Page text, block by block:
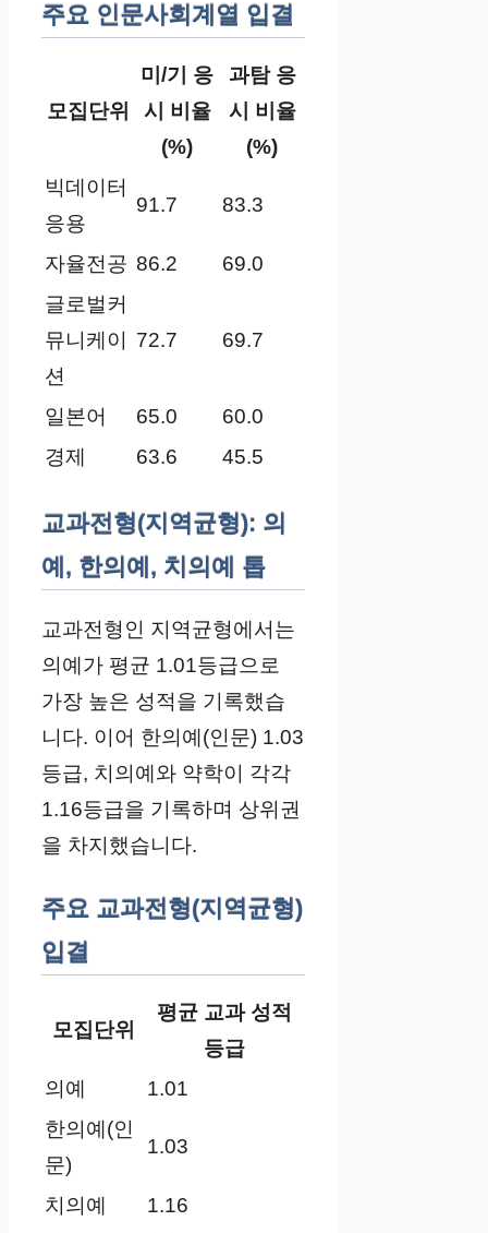
주요 인문사회계열 입결
모집단위
미/기 응
시 비율
(%)
과탐 응
시 비율
(%)
빅데이터
응용
91.7 83.3
자율전공 86.2
69.0
글로벌커
뮤니케이
션
72.7 69.7
일본어 65.0
60.0
경제
63.6 45.5
교과전형(지역균형): 의
예, 한의예, 치의예 톱
교과전형인 지역균형에서는
의예가 평균 1.01등급으로
가장 높은 성적을 기록했습
니다. 이어 한의예(인문) 1.03
등급, 치의예와 약학이 각각
1.16등급을 기록하며 상위권
을 차지했습니다.
주요 교과전형(지역균형)
입결
모집단위
평균 교과 성적
등급
의예
1.01
한의예(인
문)
1.03
치의예
1.16